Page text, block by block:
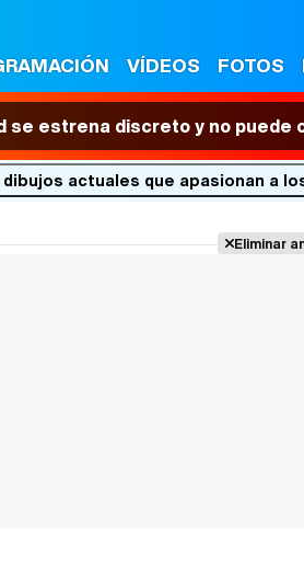
VÍDEOS FOTOS
se estrena discreto y no puede
actuales que apasionan a
Eliminar